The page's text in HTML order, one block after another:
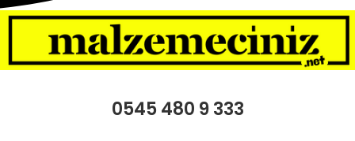
0545 480 9 333